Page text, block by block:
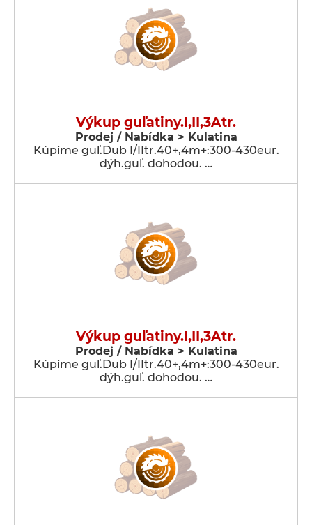
Výkup guľatiny.I,II,3Atr.
Prodej / Nabídka > Kulatina
Kúpime guľ.Dub I/IItr.40+,4m+:300-430eur.
dýh.guľ. dohodou. …
Výkup guľatiny.I,II,3Atr.
Prodej / Nabídka > Kulatina
Kúpime guľ.Dub I/IItr.40+,4m+:300-430eur.
dýh.guľ. dohodou. …